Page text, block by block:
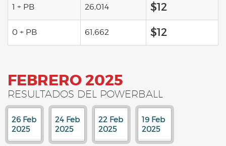
1 + PB 26,014 $12
0 + PB 61,662 $12
FEBRERO 2025
RESULTADOS DEL POWERBALL
26 Feb
2025
24 Feb
2025
22 Feb
2025
19 Feb
2025